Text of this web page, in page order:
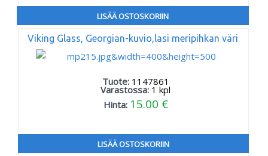
LISÄÄ OSTOSKORIIN
Viking Glass, Georgian-kuvio,lasi meripihkan väri
Tuote: 1147861
Varastossa: 1 kpl
Hinta: 15.00 €
LISÄÄ OSTOSKORIIN